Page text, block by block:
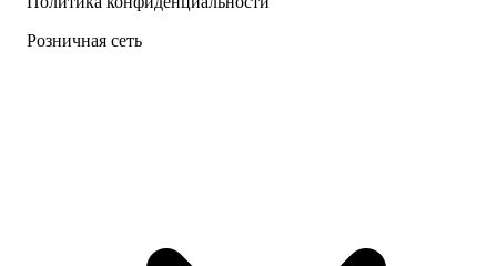
Розничная сеть